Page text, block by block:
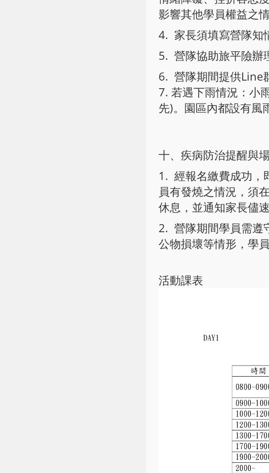
影響其他學員權益之
4. 家長須填寫營隊知
5. 營隊協助旅平險辦
6. 營隊期間提供Line
7. 若遇下雨情況：小
先)。園區內都設有風
十、疾病防治提醒與
1. 經報名繳費成功，
員有發燒之情況，須
休息，並通知家長儘速
2. 營隊期間學員需遵
公物損壞等情形，學
活動課表